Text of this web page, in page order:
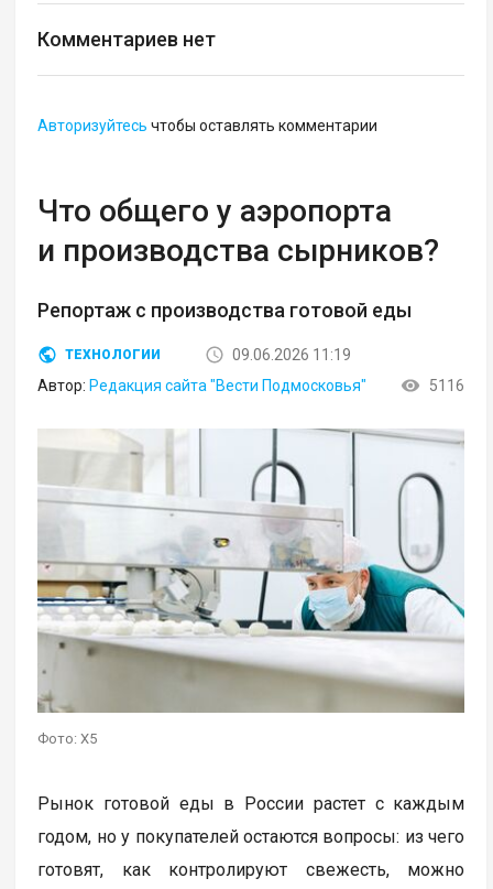
Комментариев нет
Авторизуйтесь чтобы оставлять комментарии
Что общего у аэропорта
и производства сырников?
Репортаж с производства готовой еды
ТЕХНОЛОГИИ
09.06.2026 11:19
Автор: Редакция сайта "Вести Подмосковья" 5116
Фото: X5
Рынок готовой еды в России растет с каждым
годом, но у покупателей остаются вопросы: из чего
готовят, как контролируют свежесть, можно